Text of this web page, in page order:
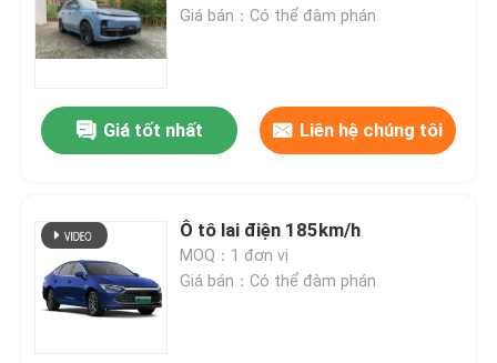
Giá bán：Có thể đàm phán
Giá tốt nhất Liên hệ chúng tôi
Ô tô lai điện 185km/h
MOQ：1 đơn vị
Giá bán：Có thể đàm phán